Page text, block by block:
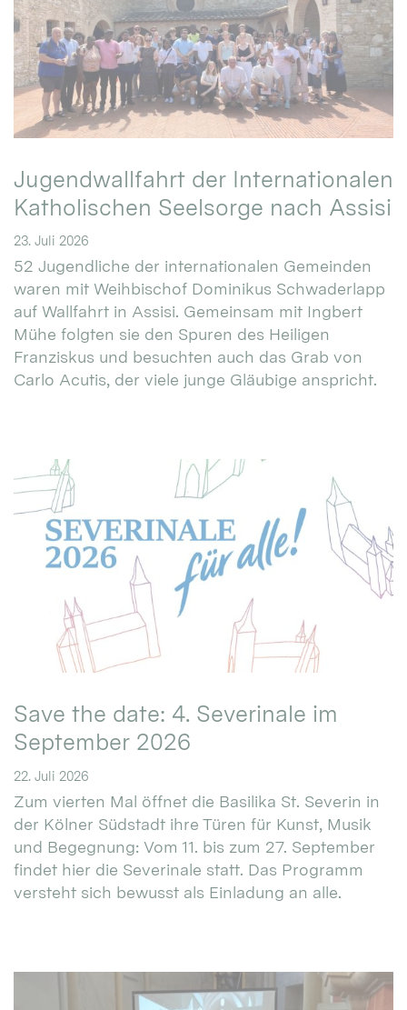
Jugendwallfahrt der Internationalen
Katholischen Seelsorge nach Assisi
23. Juli 2026
52 Jugendliche der internationalen Gemeinden
waren mit Weihbischof Dominikus Schwaderlapp
auf Wallfahrt in Assisi. Gemeinsam mit Ingbert
Mühe folgten sie den Spuren des Heiligen
Franziskus und besuchten auch das Grab von
Carlo Acutis, der viele junge Gläubige anspricht.
Save the date: 4. Severinale im
September 2026
22. Juli 2026
Zum vierten Mal öffnet die Basilika St. Severin in
der Kölner Südstadt ihre Türen für Kunst, Musik
und Begegnung: Vom 11. bis zum 27. September
findet hier die Severinale statt. Das Programm
versteht sich bewusst als Einladung an alle.